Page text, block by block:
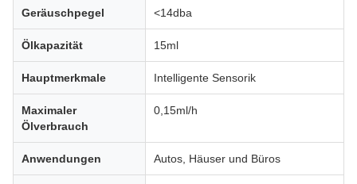
Geräuschpegel <14dba
Ölkapazität 15ml
Hauptmerkmale Intelligente Sensorik
Maximaler
Ölverbrauch
0,15ml/h
Anwendungen Autos, Häuser und Büros